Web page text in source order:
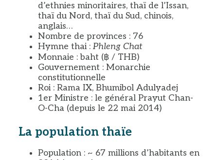
d’ethnies minoritaires, thaï de l’Issan,
thaï du Nord, thaï du Sud, chinois,
anglais…
Nombre de provinces : 76
Hymne thai : Phleng Chat
Monnaie : baht (฿ / THB)
Gouvernement : Monarchie
constitutionnelle
Roi : Rama IX, Bhumibol Adulyadej
1er Ministre : le général Prayut Chan-
O-Cha (depuis le 22 mai 2014)
La population thaïe
Population : ~ 67 millions d’habitants en